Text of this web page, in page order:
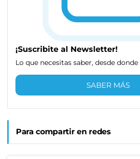
¡Suscribite al Newsletter!
Lo que necesitas saber, desde
SABER MÁS
Para compartir en redes